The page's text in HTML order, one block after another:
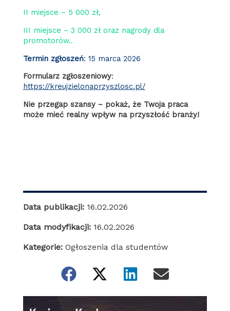
II miejsce – 5 000 zł,
III miejsce – 3 000 zł oraz nagrody dla
promotorów..
Termin zgłoszeń: 15 marca 2026
Formularz zgłoszeniowy:
https://kreujzielonaprzyszlosc.pl/
Nie przegap szansy – pokaż, że Twoja praca
może mieć realny wpływ na przyszłość branży!
Data publikacji: 16.02.2026
Data modyfikacji: 16.02.2026
Kategorie: Ogłoszenia dla studentów